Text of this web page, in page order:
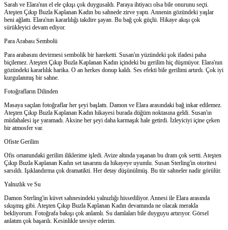
Sarah ve Elara'nın el ele çıkışı çok duygusaldı. Paraya ihtiyacı olsa bile onurunu seçti.
Ateşten Çıkıp Buzla Kaplanan Kadın bu sahnede zirve yaptı. Annenin gözündeki yaşlar
beni ağlattı. Elara'nın kararlılığı takdire şayan. Bu bağ çok güçlü. Hikaye akışı çok
sürükleyici devam ediyor.
Para Arabası Sembolü
Para arabasını devirmesi sembolik bir hareketti. Susan'ın yüzündeki şok ifadesi paha
biçilemez. Ateşten Çıkıp Buzla Kaplanan Kadın içindeki bu gerilim hiç düşmüyor. Elara'nın
gözündeki kararlılık harika. O an herkes donup kaldı. Ses efekti bile gerilimi artırdı. Çok iyi
kurgulanmış bir sahne.
Fotoğrafların Dilinden
Masaya saçılan fotoğraflar her şeyi başlattı. Damon ve Elara arasındaki bağ inkar edilemez.
Ateşten Çıkıp Buzla Kaplanan Kadın hikayesi burada düğüm noktasına geldi. Susan'ın
müdahalesi işe yaramadı. Aksine her şeyi daha karmaşık hale getirdi. İzleyiciyi içine çeken
bir atmosfer var.
Ofiste Gerilim
Ofis ortamındaki gerilim iliklerime işledi. Avize altında yaşanan bu dram çok sertti. Ateşten
Çıkıp Buzla Kaplanan Kadın set tasarımı da hikayeye uyumlu. Susan Sterling'in otoritesi
sarsıldı. Işıklandırma çok dramatikti. Her detay düşünülmüş. Bu tür sahneler nadir görülür.
Yalnızlık ve Su
Damon Sterling'in küvet sahnesindeki yalnızlığı hissediliyor. Annesi ile Elara arasında
sıkışmış gibi. Ateşten Çıkıp Buzla Kaplanan Kadın devamında ne olacak merakla
bekliyorum. Fotoğrafa bakışı çok anlamlı. Su damlaları bile duyguyu artırıyor. Görsel
anlatım çok başarılı. Kesinlikle tavsiye ederim.